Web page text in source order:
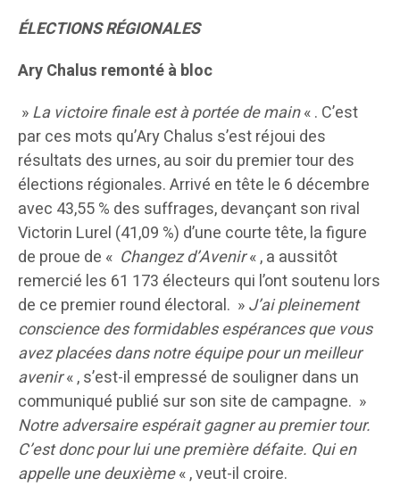
ÉLECTIONS RÉGIONALES
Ary Chalus remonté à bloc
»La victoire finale est à portée de main« . C’est
par ces mots qu’Ary Chalus s’est réjoui des
résultats des urnes, au soir du premier tour des
élections régionales. Arrivé en tête le 6 décembre
avec 43,55 % des suffrages, devançant son rival
Victorin Lurel (41,09 %) d’une courte tête, la figure
de proue de « Changez d’Avenir« , a aussitôt
remercié les 61 173 électeurs qui l’ont soutenu lors
de ce premier round électoral. »J’ai pleinement
conscience des formidables espérances que vous
avez placées dans notre équipe pour un meilleur
avenir« , s’est-il empressé de souligner dans un
communiqué publié sur son site de campagne. »
Notre adversaire espérait gagner au premier tour.
C’est donc pour lui une première défaite. Qui en
appelle une deuxième« , veut-il croire.